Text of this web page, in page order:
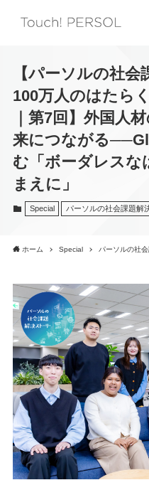
【パーソルの社
100万人のはたら
｜第7回】外国人
来につながる
む「ボーダレスな
まえに」
Special パーソルの社会課題解
ホーム Special パーソルの社